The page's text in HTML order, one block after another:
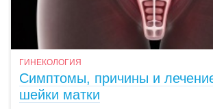
ГИНЕКОЛОГИЯ
Симптомы, причины и
шейки матки